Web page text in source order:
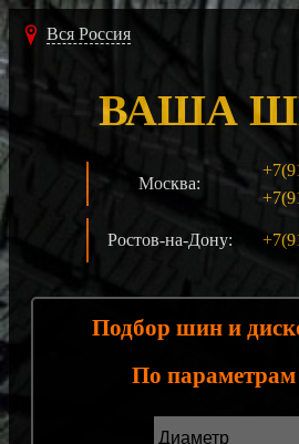
Вся Россия
Москва:
Ростов-на-Дону:
ВАША
Подбор шин и
По